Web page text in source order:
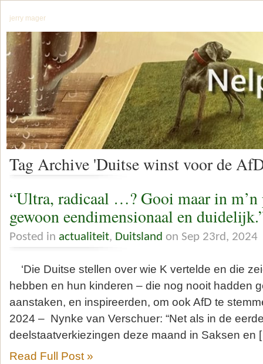
jerry mager
Tag Archive 'Duitse winst voor de
“Ultra, radicaal …? Gooi maar in
gewoon eendimensionaal en
Posted in actualiteit, Duitsland on Sep 23rd, 2024
‘Die Duitse stellen over wie K vertelde en die
hebben en hun kinderen – die nog nooit hadden
aanstaken, en inspireerden, om ook AfD te
2024 – Nynke van Verschuer: “Net als in de
deelstaatverkiezingen deze maand in Saksen en
Read Full Post »